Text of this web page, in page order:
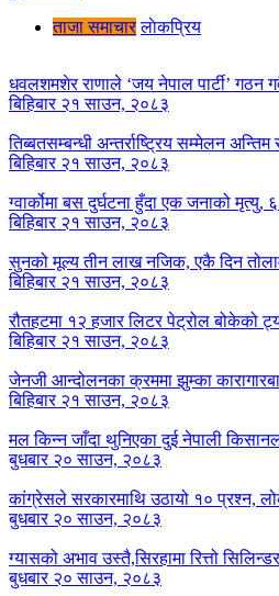
ताजा समाचार लाेकप्रिय
धवलशमशेर राणाले ‘जय नेपाल पार्टी’ गठन
बिहिबार २१ साउन, २०८३
तिब्बतसम्बन्धी अन्तर्राष्ट्रिय सम्मेलन
बिहिबार २१ साउन, २०८३
ग्वार्कोमा बस दुर्घटना हुँदा एक जनाको मृत्यु,
बिहिबार २१ साउन, २०८३
सुनको मूल्य तीन लाख नजिक, एकै दिन
बिहिबार २१ साउन, २०८३
रौतहटमा १२ हजार लिटर पेट्रोल बोकेको
बिहिबार २१ साउन, २०८३
जेनजी आन्दोलनका क्रममा झुम्का
बिहिबार २१ साउन, २०८३
मल किन्न जाँदा थुनिएका दुई नेपाली
बुधबार २० साउन, २०८३
कांग्रेसले सरकारमाथि उठायो १० प्रश्न,
बुधबार २० साउन, २०८३
ग्यासको अभाव उस्तै,सिरहामा रित्तो
बुधबार २० साउन, २०८३